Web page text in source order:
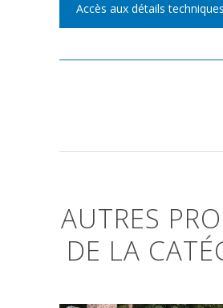
Accès aux détails techniques
AUTRES
DE LA